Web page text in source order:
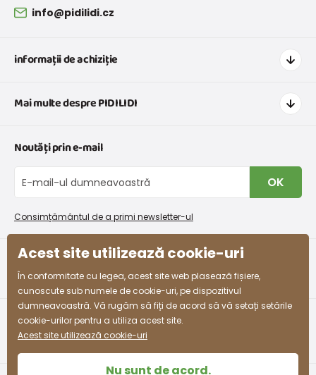
info@pidilidi.cz
informații de achiziție
Transport și plată
Retururi și reclamații
Schimb sau returnare gratuită
Procedura de reclamații
Mai multe despre PIDILIDI
Despre noi
Program de afiliere
Colectarea bunurilor
Noutăți prin e-mail
OK
Consimțământul de a primi newsletter-ul
Acest site utilizează cookie-uri
În conformitate cu legea, acest site web plasează fișiere,
cunoscute sub numele de cookie-uri, pe dispozitivul
dumneavoastră. Vă rugăm să fiți de acord să vă setați setările
cookie-urilor pentru a utiliza acest site.
Acest site utilizează cookie-uri
Nu sunt de acord.